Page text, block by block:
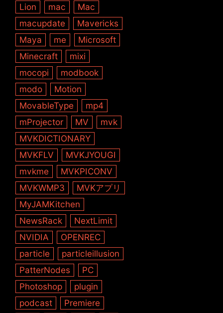
Lion
mac
Mac
macupdate
Mavericks
Maya
me
Microsoft
Minecraft
mixi
mocopi
modbook
modo
Motion
MovableType
mp4
mProjector
MV
mvk
MVKDICTIONARY
MVKFLV
MVKJYOUGI
mvkme
MVKPICONV
MVKWMP3
MVKアプリ
MyJAMKitchen
NewsRack
NextLimit
NVIDIA
OPENREC
particle
particleillusion
PatterNodes
PC
Photoshop
plugin
podcast
Premiere